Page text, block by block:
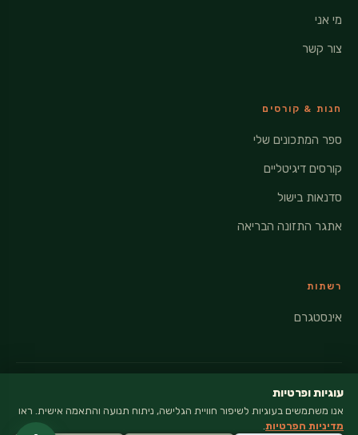
מי אני
צור קשר
חנות & קורסים
ספר המתכונים שלי
קורסים דיגיטליים
סדנאות בישול
אתגר התזונה הבריאה
רשתות
אינסטגרם
© 2026 VEGANATI · כל הזכויות שמורות
עוגיות ופרטיות
אנו משתמשים בעוגיות לשיפור חוויית הגלישה, ניתוח תנועה והתאמה אישית. ראו
מדיניות הפרטיות.